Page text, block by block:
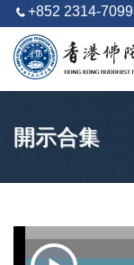
+852 2314-7099
開示合集